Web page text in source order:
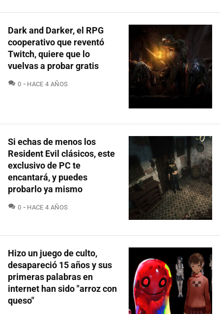
Dark and Darker, el RPG
cooperativo que reventó
Twitch, quiere que lo
vuelvas a probar gratis
0 COMENTARIOS
HACE 4 AÑOS
Si echas de menos los
Resident Evil clásicos, este
exclusivo de PC te
encantará, y puedes
probarlo ya mismo
0 COMENTARIOS
HACE 4 AÑOS
Hizo un juego de culto,
desapareció 15 años y sus
primeras palabras en
internet han sido "arroz con
queso"